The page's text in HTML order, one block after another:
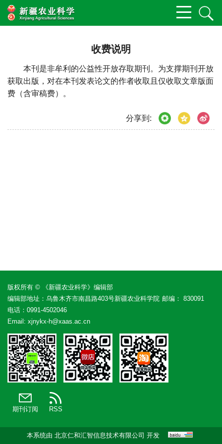
收费说明
本刊是非牟利的公益性开放存取期刊。为支撑期刊开放
获取出版，对在本刊发表论文的作者收取且仅收取文章版面
费（含审稿费）。
分享到:
版权所有 © 《新疆农业科学》编辑部
编辑部地址：乌鲁木齐市南昌路403号新疆农业科学院 邮编： 830091
电话： 0991-4502046
Email: xjnykx-h@xaas.ac.cn
期刊订阅 RSS
本系统由 北京仁和汇智信息技术有限公司 开发